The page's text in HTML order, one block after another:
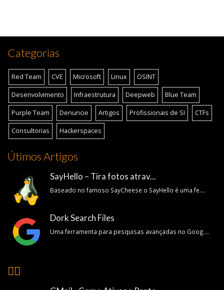
Categorias
Red Team CVE Microsoft Linux OSINT
Desenvolvimento Infraestrutura Deepweb Blue Team
Purple Team Denuncie Artigos Profissionais de SI CTFs
Consultorias Hackerspaces
Útimos Artigos
SayHello – Tira fotos atrav...
Baseado no famoso SayCheese o SayHello é uma fe....
Dork Search Files
Uma ferramenta para pesquisas avançadas no Goog....
👍🏽